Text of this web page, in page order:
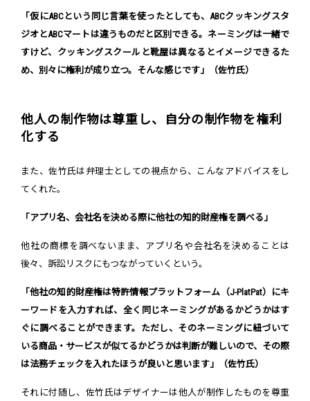
「仮にABCという同じ言葉を使ったとしても、ABCクッキングスタ
ジオとABCマートは違うものだと区別できる。ネーミングは一緒で
すけど、クッキングスクールと靴屋は異なるとイメージできるた
め、別々に権利が成り立つ。そんな感じです」（佐竹氏）
他人の制作物は尊重し、自分の制作物を権利
化する
また、佐竹氏は弁理士としての視点から、こんなアドバイスをし
てくれた。
「アプリ名、会社名を決める際に他社の知的財産権を調べる」
他社の商標を調べないまま、アプリ名や会社名を決めることは
後々、訴訟リスクにもつながっていくという。
「他社の知的財産権は特許情報プラットフォーム（J-PlatPat）にキ
ーワードを入力すれば、全く同じネーミングがあるかどうかはす
ぐに調べることができます。ただし、そのネーミングに紐づいて
いる商品・サービスが似てるかどうかは判断が難しいので、その際
は法務チェックを入れたほうが良いと思います」（佐竹氏）
それに付随し、佐竹氏はデザイナーは他人が制作したものを尊重